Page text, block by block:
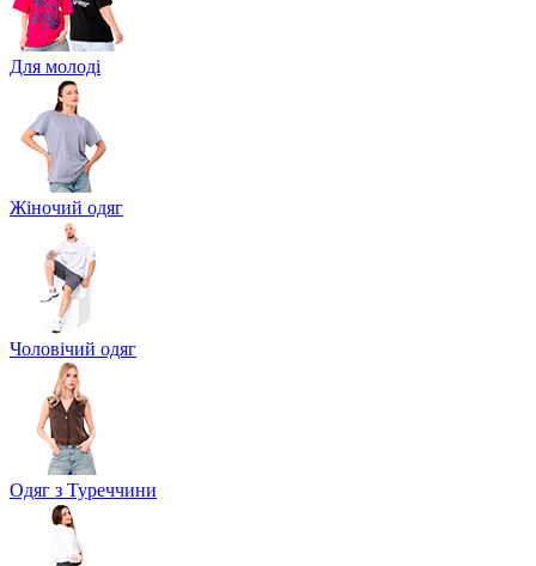
Для молоді
Жіночий одяг
Чоловічий одяг
Одяг з Туреччини